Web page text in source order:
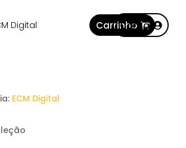
Digital Carrinho
Conta
ECM Digital